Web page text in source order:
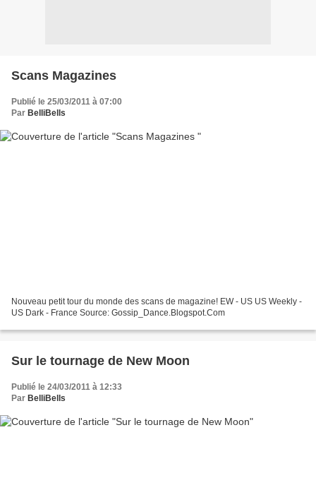
Scans Magazines
Publié le 25/03/2011 à 07:00
Par BelliBells
Nouveau petit tour du monde des scans de magazine! EW - US US Weekly -
US Dark - France Source: Gossip_Dance.Blogspot.Com
Sur le tournage de New Moon
Publié le 24/03/2011 à 12:33
Par BelliBells